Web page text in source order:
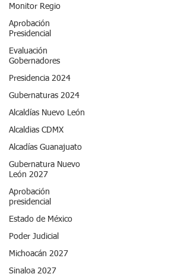
Monitor Regio
Aprobación
Presidencial
Evaluación
Gobernadores
Presidencia 2024
Gubernaturas 2024
Alcaldías Nuevo León
Alcaldias CDMX
Alcadías Guanajuato
Gubernatura Nuevo
León 2027
Aprobación
presidencial
Estado de México
Poder Judicial
Michoacán 2027
Sinaloa 2027